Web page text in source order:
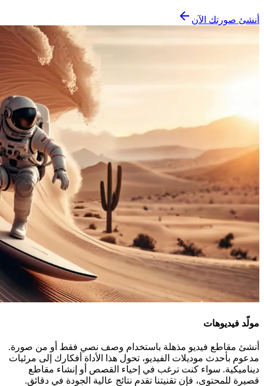
أنشئ صورتك الآن
مولّد فيديوهات
أنشئ مقاطع فيديو مذهلة باستخدام وصف نصي فقط أو من صورة.
مدعوم بأحدث موديلات الفيديو، تحول هذا الأداة أفكارك إلى مرئيات
ديناميكية. سواء كنت ترغب في إحياء القصص أو إنشاء مقاطع
قصيرة للمحتوى، فإن تقنيتنا تقدم نتائج عالية الجودة في دقائق.